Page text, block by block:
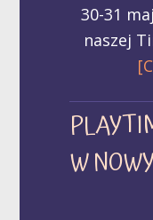
30-31
naszej
W